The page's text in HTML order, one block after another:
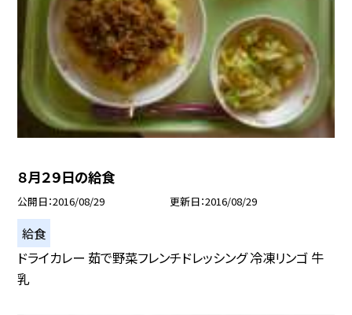
８月２９日の給食
公開日 2016/08/29 更新日 2016/08/29
給食
ドライカレー 茹で野菜フレンチドレッシング 冷凍リンゴ 牛
乳